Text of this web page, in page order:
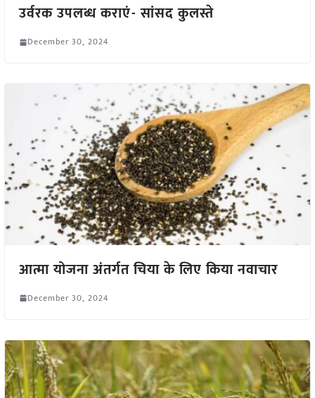
उर्वरक उपलब्ध कराएं- सांसद कुलस्ते
December 30, 2024
आत्मा योजना अंतर्गत चिया के लिए किया नवाचार
December 30, 2024